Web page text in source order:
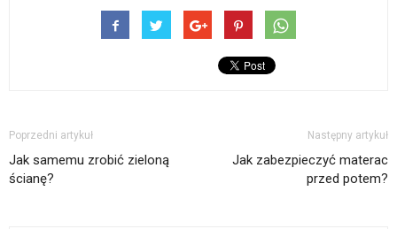
Poprzedni artykuł
Jak samemu zrobić zieloną
ścianę?
Następny artykuł
Jak zabezpieczyć materac
przed potem?